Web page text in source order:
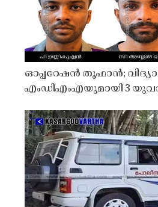
ഓപ്പറേഷൻ തൂഫാൻ;
എംഡിഎംഎയുമായി 3